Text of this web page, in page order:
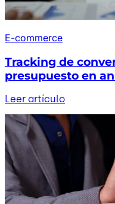
E-commerce
Tracking de
presupuesto en
Leer artículo